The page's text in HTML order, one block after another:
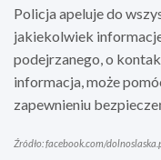
Policja apeluje do
jakiekolwiek
podejrzanego, o
informacja, może
zapewnieniu
Źródło: facebook.com/